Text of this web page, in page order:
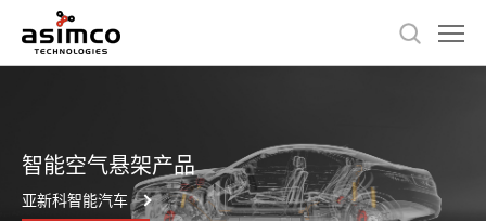
智能空气悬架产品
亚新科智能汽车